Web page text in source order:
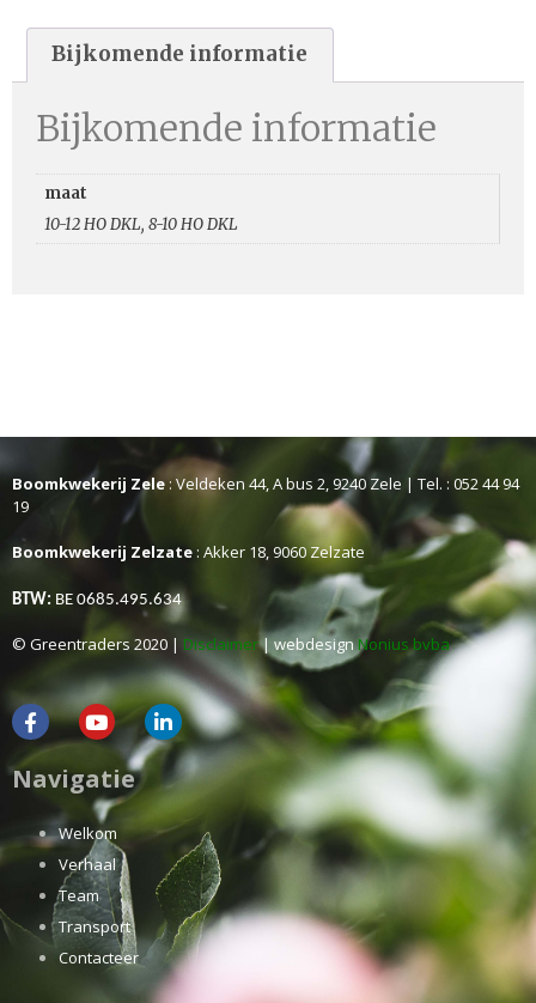
Bijkomende informatie
Bijkomende informatie
maat
10-12 HO DKL, 8-10 HO DKL
Boomkwekerij Zele: Veldeken 44, A bus 2, 9240 Zele | Tel. : 052 44 94
19
Boomkwekerij Zelzate : Akker 18, 9060 Zelzate
BTW: BE 0685.495.634
© Greentraders 2020 | Disclaimer| webdesignNonius bvba
Navigatie
Welkom
Verhaal
Team
Transport
Contacteer